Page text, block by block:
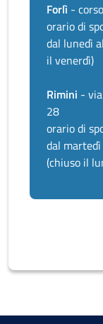
Forlì -
orario di
dal lunedì
il venerdì)
Rimini -
28
orario di
dal
(chiuso il